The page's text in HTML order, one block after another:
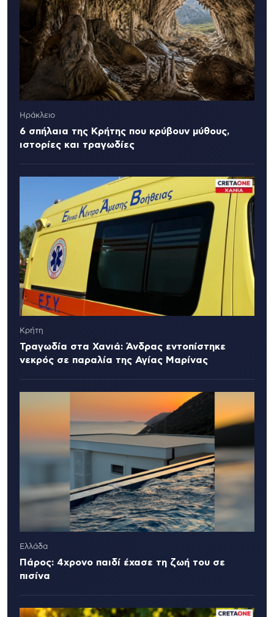
Ηράκλειο
6 σπήλαια της Κρήτης που κρύβουν μύθους,
ιστορίες και τραγωδίες
Κρήτη
Τραγωδία στα Χανιά: Άνδρας εντοπίστηκε
νεκρός σε παραλία της Αγίας Μαρίνας
Ελλάδα
Πάρος: 4χρονο παιδί έχασε τη ζωή του σε
πισίνα